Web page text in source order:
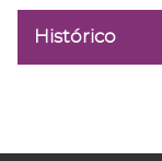
Histórico